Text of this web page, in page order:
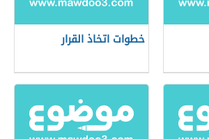
خطوات اتخاذ القرار